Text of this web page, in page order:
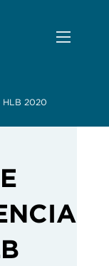
HLB 2020